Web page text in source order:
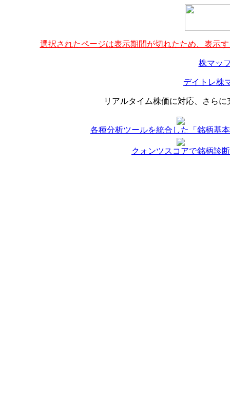
選択されたページは表示期間が切れたため、表示
株マッ
デイトレ株
リアルタイム株価に対応、さら
各種分析ツールを統合した「銘柄基
クォンツスコアで銘柄診断